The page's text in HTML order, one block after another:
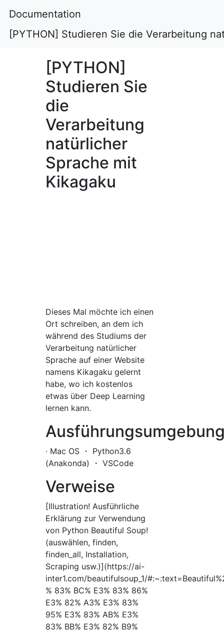
Documentation
[PYTHON] Studieren Sie die Verarbeitung
[PYTHON]
Studieren Sie
die
Verarbeitung
natürlicher
Sprache mit
Kikagaku
Dieses Mal möchte ich einen
Ort schreiben, an dem ich
während des Studiums der
Verarbeitung natürlicher
Sprache auf einer Website
namens Kikagaku gelernt
habe, wo ich kostenlos
etwas über Deep Learning
lernen kann.
· Mac OS ・ Python3.6
(Anakonda) ・ VSCode
Verweise
[Illustration! Ausführliche
Erklärung zur Verwendung
von Python Beautiful Soup!
(auswählen, finden,
finden_all, Installation,
Scraping usw.)](https://ai-
inter1.com/beautifulsoup_1/
% 83% BC% E3% 83% 86%
E3% 82% A3% E3% 83%
95% E3% 83% AB% E3%
83% BB% E3% 82% B9%